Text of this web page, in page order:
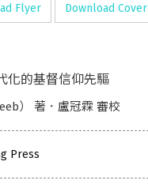
Flyer Download Cover
的基督信仰先驅
） 著．盧冠霖 審校
Press